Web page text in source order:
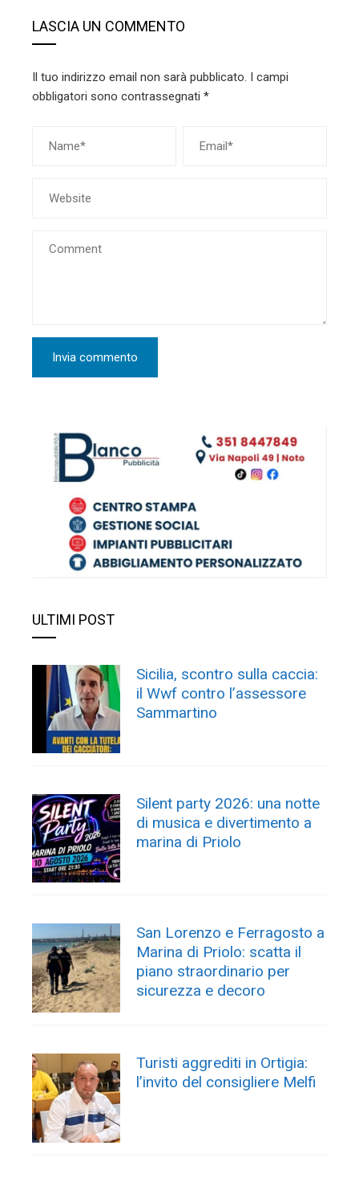
LASCIA UN COMMENTO
Il tuo indirizzo email non sarà pubblicato. I campi
obbligatori sono contrassegnati *
ULTIMI POST
Sicilia, scontro sulla caccia:
il Wwf contro l’assessore
Sammartino
Silent party 2026: una notte
di musica e divertimento a
marina di Priolo
San Lorenzo e Ferragosto a
Marina di Priolo: scatta il
piano straordinario per
sicurezza e decoro
Turisti aggrediti in Ortigia:
l’invito del consigliere Melfi